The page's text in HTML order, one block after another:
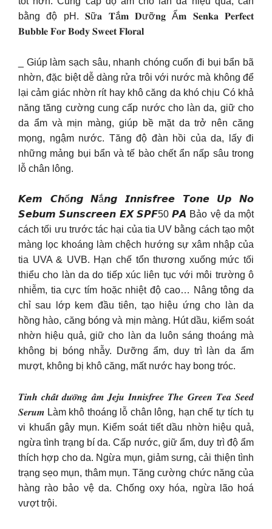
bằng độ pH. 𝐒ữ𝐚 𝐓ắ𝐦 𝐃ưỡ𝐧𝐠 Ẩ𝐦 𝐒𝐞𝐧𝐤𝐚 𝐏𝐞𝐫𝐟𝐞𝐜𝐭
𝐁𝐮𝐛𝐛𝐥𝐞 𝐅𝐨𝐫 𝐁𝐨𝐝𝐲 𝐒𝐰𝐞𝐞𝐭 𝐅𝐥𝐨𝐫𝐚𝐥
_ Giúp làm sạch sâu, nhanh chóng cuốn đi bụi bẩn bã
nhờn, đặc biệt dễ dàng rửa trôi với nước mà không để
lại cảm giác nhờn rít hay khô căng da khó chịu Có khả
năng tăng cường cung cấp nước cho làn da, giữ cho
da ẩm và mịn màng, giúp bề mặt da trở nên căng
mọng, ngậm nước. Tăng độ đàn hồi của da, lấy đi
những mảng bụi bẩn và tế bào chết ẩn nấp sâu trong
lỗ chân lông.
𝙆𝙚𝙢 𝘾𝙝ố𝙣𝙜 𝙉ắ𝙣𝙜 𝙄𝙣𝙣𝙞𝙨𝙛𝙧𝙚𝙚 𝙏𝙤𝙣𝙚 𝙐𝙥 𝙉𝙤
𝙎𝙚𝙗𝙪𝙢 𝙎𝙪𝙣𝙨𝙘𝙧𝙚𝙚𝙣 𝙀𝙓 𝙎𝙋𝙁50 𝙋𝘼 Bảo vệ da một
cách tối ưu trước tác hại của tia UV bằng cách tạo một
màng lọc khoáng làm chệch hướng sự xâm nhập của
tia UVA & UVB. Hạn chế tổn thương xuống mức tối
thiểu cho làn da do tiếp xúc liên tục với môi trường ô
nhiễm, tia cực tím hoặc nhiệt độ cao… Nâng tông da
chỉ sau lớp kem đầu tiên, tạo hiệu ứng cho làn da
hồng hào, căng bóng và mịn màng. Hút dầu, kiểm soát
nhờn hiệu quả, giữ cho làn da luôn sáng thoáng mà
không bị bóng nhẫy. Dưỡng ẩm, duy trì làn da ẩm
mượt, không bị khô căng, mất nước hay bong tróc.
𝑻𝒊𝒏𝒉 𝒄𝒉𝒂̂́𝒕 𝒅𝒖̛𝒐̛̃𝒏𝒈 𝒂̂̉𝒎 𝑱𝒆𝒋𝒖 𝑰𝒏𝒏𝒊𝒔𝒇𝒓𝒆𝒆 𝑻𝒉𝒆 𝑮𝒓𝒆𝒆𝒏 𝑻𝒆𝒂 𝑺𝒆𝒆𝒅
𝑺𝒆𝒓𝒖𝒎 Làm khô thoáng lỗ chân lông, hạn chế tự tích tụ
vi khuẩn gây mụn. Kiểm soát tiết dầu nhờn hiệu quả,
ngừa tình trạng bí da. Cấp nước, giữ ẩm, duy trì độ ẩm
thích hợp cho da. Ngừa mụn, giảm sưng, cải thiện tình
trạng sẹo mụn, thâm mụn. Tăng cường chức năng của
hàng rào bảo vệ da. Chống oxy hóa, ngừa lão hoá
vượt trội.